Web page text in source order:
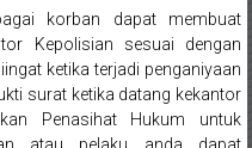
korban dapat membuat
Kepolisian sesuai dengan
ketika terjadi penganiyaan
surat ketika datang kekantor
Penasihat Hukum untuk